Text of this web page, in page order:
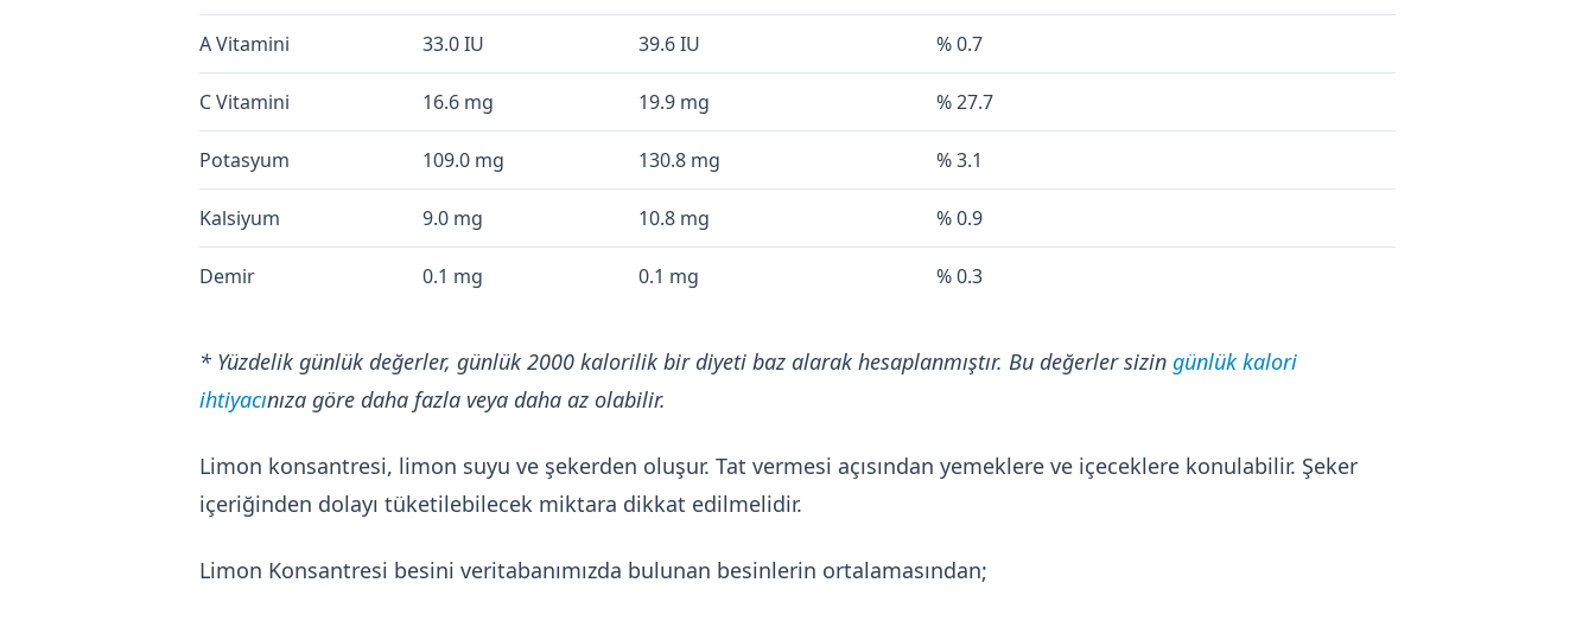
A Vitamini 33.0 IU 39.6 IU % 0.7
C Vitamini 16.6 mg 19.9 mg % 27.7
Potasyum 109.0 mg 130.8 mg % 3.1
Kalsiyum 9.0 mg 10.8 mg % 0.9
Demir 0.1 mg 0.1 mg % 0.3
* Yüzdelik günlük değerler, günlük 2000 kalorilik bir diyeti baz alarak hesaplanmıştır. Bu değerler sizin günlük kalori
ihtiyacınıza göre daha fazla veya daha az olabilir.
Limon konsantresi, limon suyu ve şekerden oluşur. Tat vermesi açısından yemeklere ve içeceklere konulabilir. Şeker
içeriğinden dolayı tüketilebilecek miktara dikkat edilmelidir.
Limon Konsantresi besini veritabanımızda bulunan besinlerin ortalamasından;